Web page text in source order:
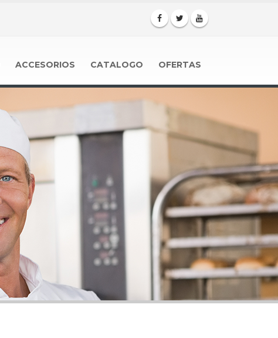
ACCESORIOS CATALOGO OFERTAS